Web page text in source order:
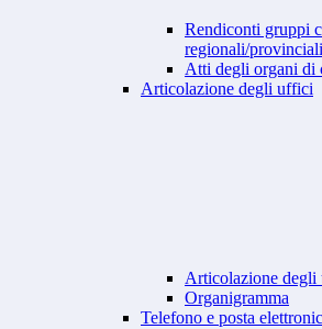
Rendiconti gruppi
regionali/provinciali
Atti degli organi di
Articolazione degli uffici
Articolazione degli
Organigramma
Telefono e posta